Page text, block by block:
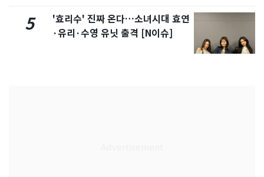
5
'효리수' 진짜 온다…소녀시대 효연
·유리·수영 유닛 출격 [N이슈]